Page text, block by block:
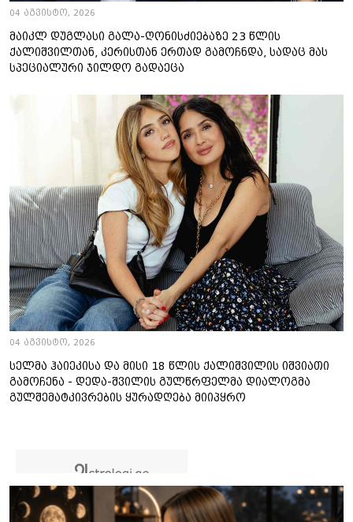
04 აგვისტო, 2026
მაიკლ დუგლასი გალა-ღონისძიებაზე 23 წლის
ქალიშვილთან, კერისთან ერთად გამოჩნდა, სადაც მას
სპეციალური ჯილდო გადაეცა
04 აგვისტო, 2026
სელმა ჰაიეკისა და მისი 18 წლის ქალიშვილის იშვიათი
გამოჩენა - დედა-შვილის გულწრფელმა დიალოგმა
გულშემატკივრების ყურადღება მიიპყრო